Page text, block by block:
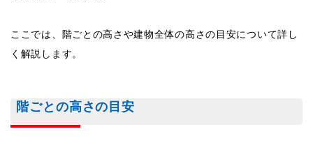
ここでは、階ごとの高さや建物全体の高さの目安について詳し
く解説します。
階ごとの高さの目安